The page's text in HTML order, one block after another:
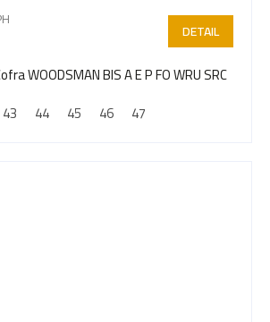
DETAIL
WOODSMAN BIS A E P FO WRU SRC
43 44 45 46 47